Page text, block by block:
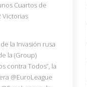
Cuartos de
Victorias
la Invasión rusa
la (Group)
contra Todos”, la
@EuroLeague